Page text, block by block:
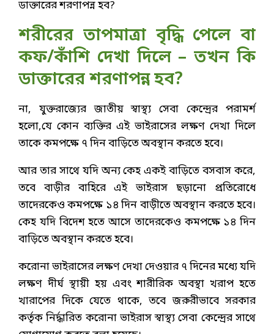
ডাক্তারের শরণাপন্ন হব?
শরীরের তাপমাত্রা বৃদ্ধি পেলে বা
কফ/কাঁশি দেখা দিলে – তখন কি
ডাক্তারের শরণাপন্ন হব?
না, যুক্তরাজ্যের জাতীয় স্বাস্থ্য সেবা কেন্দ্রের পরামর্শ
হলো,যে কোন ব্যক্তির এই ভাইরাসের লক্ষণ দেখা দিলে
তাকে কমপক্ষে ৭ দিন বাড়িতে অবস্থান করতে হবে।
আর তার সাথে যদি অন্য কেহ একই বাড়িতে বসবাস করে,
তবে বাড়ীর বাহিরে এই ভাইরাস ছড়ানো প্রতিরোধে
তাদেরকেও কমপক্ষে ১৪ দিন বাড়ীতে অবস্থান করতে হবে।
কেহ যদি বিদেশ হতে আসে তাদেরকেও কমপক্ষে ১৪ দিন
বাড়িতে অবস্থান করতে হবে।
করোনা ভাইরাসের লক্ষণ দেখা দেওয়ার ৭ দিনের মধ্যে যদি
লক্ষণ দীর্ঘ স্থায়ী হয় এবং শারীরিক অবস্থা খরাপ হতে
খারাপের দিকে যেতে থাকে, তবে জরুরীভাবে সরকার
কর্তৃক নির্দ্ধারিত করোনা ভাইরাস স্বাস্থ্য সেবা কেন্দ্রের সাথে